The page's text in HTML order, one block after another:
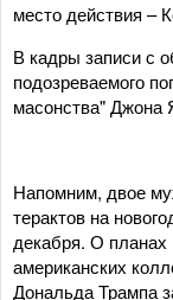
место действия –
В кадры записи с
подозреваемого
масонства" Джона
Напомним, двое
терактов на
декабря. О планах
американских
Дональда Трампа